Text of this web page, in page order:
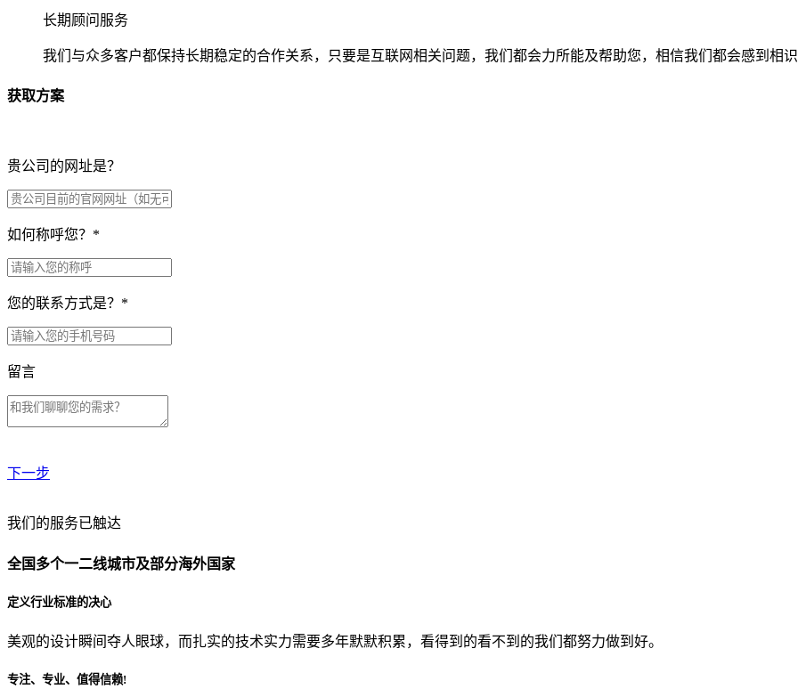
长期顾问服务
我们与众多客户都保持长期稳定的合作关系，只要是互联网相关问题，我们都会力所能及帮助您，相信我们都会感到相
获取方案
贵公司的网址是？
如何称呼您？ *
您的联系方式是？ *
留言
下一步
贵公司预算范围是？
贵公司的团队规模是？
我们的服务已触达
全国多个一二线城市及部分海外国家
定义行业标准的决心
美观的设计瞬间夺人眼球，而扎实的技术实力需要多年默默积累，看得到的看不到的我们都努力做到好。
专注、专业、值得信赖!